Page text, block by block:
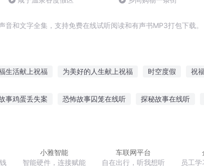
和文字全集，支持免费在线试听阅读和有声书MP3打包下载。
生活献上祝福 为美好的人生献上祝福 时空度假 祝
事鸡蛋丢失案 恐怖故事囚笼在线听 探秘故事在线听
小雅智能
智能硬件，连接赋能
车联网平台
自在出行，听我想听
员工